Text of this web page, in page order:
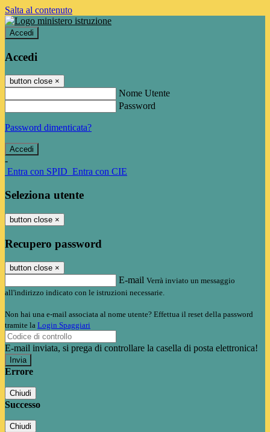
Salta al contenuto
Accedi
Accedi
button close ×
Nome Utente
Password
Password dimenticata?
-
Entra con SPID Entra con CIE
Seleziona utente
button close ×
Recupero password
button close ×
E-mail Verrà inviato un messaggio
all'indirizzo indicato con le istruzioni necessarie.
Non hai una e-mail associata al nome utente? Effettua il reset della password
tramite la Login Spaggiari
E-mail inviata, si prega di controllare la casella di posta elettronica!
Errore
Chiudi
Successo
Chiudi